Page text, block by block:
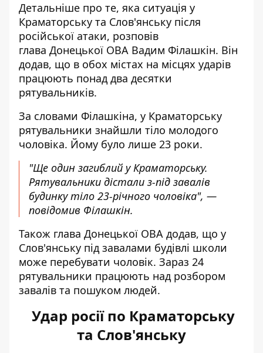
Детальніше про те, яка ситуація у
Краматорську та Слов'янську після
російської атаки, розповів
глава Донецької ОВА Вадим Філашкін. Він
додав, що в обох містах на місцях ударів
працюють понад два десятки
рятувальників.
За словами Філашкіна, у Краматорську
рятувальники знайшли тіло молодого
чоловіка. Йому було лише 23 роки.
"Ще один загиблий у Краматорську.
Рятувальники дістали з-під завалів
будинку тіло 23-річного чоловіка", —
повідомив Філашкін.
Також глава Донецької ОВА додав, що у
Слов'янську під завалами будівлі школи
може перебувати чоловік. Зараз 24
рятувальники працюють над розбором
завалів та пошуком людей.
Удар росії по Краматорську
та Слов'янську